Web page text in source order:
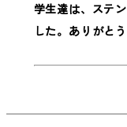
学生達は、ステ
した。ありがと